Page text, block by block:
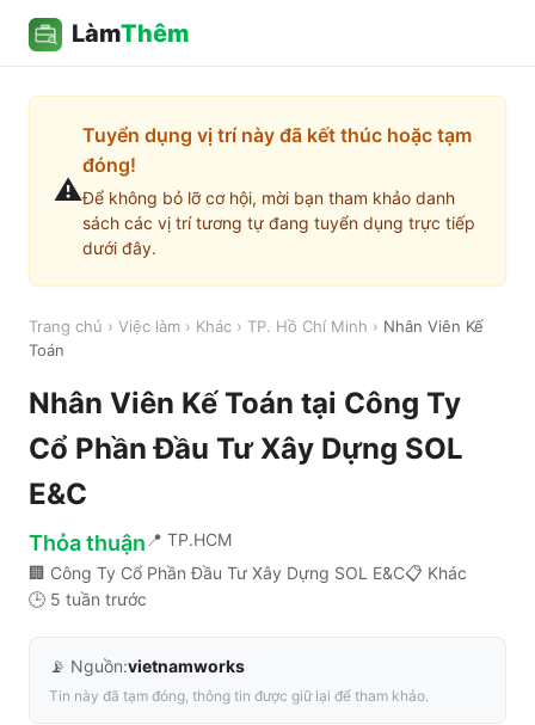
LàmThêm
⚠️
Tuyển dụng vị trí này đã kết thúc hoặc tạm
đóng!
Để không bỏ lỡ cơ hội, mời bạn tham khảo danh
sách các vị trí tương tự đang tuyển dụng trực tiếp
dưới đây.
Trang chủ › Việc làm › Khác › TP. Hồ Chí Minh › Nhân Viên Kế
Toán
Nhân Viên Kế Toán tại Công Ty
Cổ Phần Đầu Tư Xây Dựng SOL
E&C
Thỏa thuận 📍 TP.HCM
🏢 Công Ty Cổ Phần Đầu Tư Xây Dựng SOL E&C📋 Khác
🕒 5 tuần trước
📡 Nguồn:vietnamworks
Tin này đã tạm đóng, thông tin được giữ lại để tham khảo.